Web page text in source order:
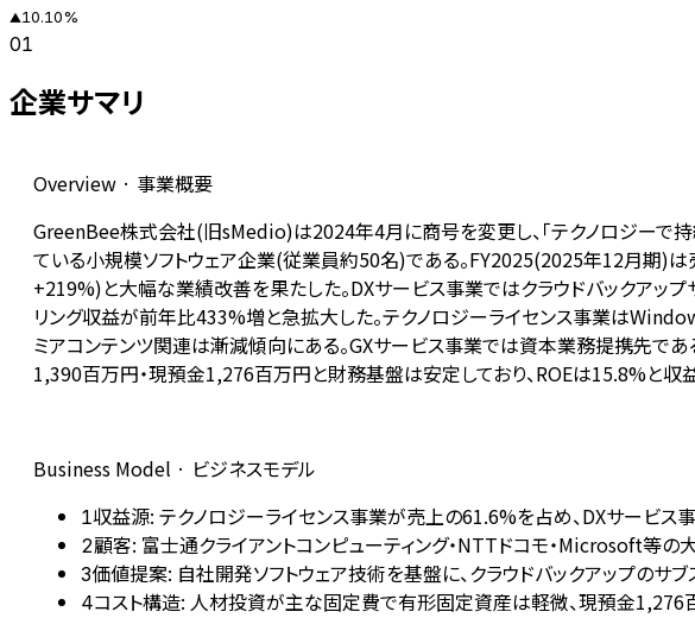
▲10.10%
01
企業サマリ
Overview · 事業概要
GreenBee株式会社(旧sMedio)は2024年4月に商号を変更し、「テクノロジーで
ている小規模ソフトウェア企業(従業員約50名)である。FY2025(2025年12月
+219%)と大幅な業績改善を果たした。DXサービス事業ではクラウドバックアッ
リング収益が前年比433%増と急拡大した。テクノロジーライセンス事業は
ミアコンテンツ関連は漸減傾向にある。GXサービス事業では資本業務提携先で
1,390百万円・現預金1,276百万円と財務基盤は安定しており、ROEは15.8%と
Business Model · ビジネスモデル
1収益源: テクノロジーライセンス事業が売上の61.6%を占め、DXサービス
2顧客: 富士通クライアントコンピューティング・NTTドコモ・Microsoft等
3価値提案: 自社開発ソフトウェア技術を基盤に、クラウドバックアップの
4コスト構造: 人材投資が主な固定費で有形固定資産は軽微、現預金1,276